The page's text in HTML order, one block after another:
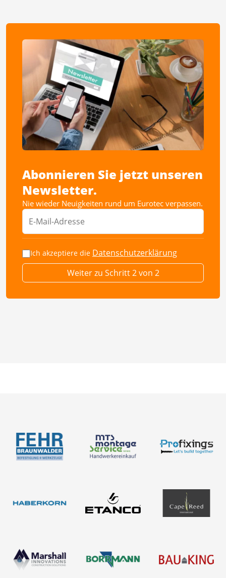
Abonnieren Sie jetzt unseren
Newsletter.
Nie wieder Neuigkeiten rund um Eurotec verpassen.
Ich akzeptiere die Datenschutzerklärung
Weiter zu Schritt 2 von 2